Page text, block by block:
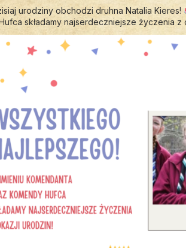
urodziny obchodzi druhna Natalia Kieres!
składamy najserdeczniejsze życzenia